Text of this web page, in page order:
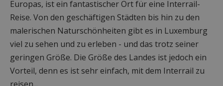
Europas, ist ein fantastischer Ort für eine Interrail-
Reise. Von den geschäftigen Städten bis hin zu den
malerischen Naturschönheiten gibt es in Luxemburg
viel zu sehen und zu erleben - und das trotz seiner
geringen Größe. Die Größe des Landes ist jedoch ein
Vorteil, denn es ist sehr einfach, mit dem Interrail zu